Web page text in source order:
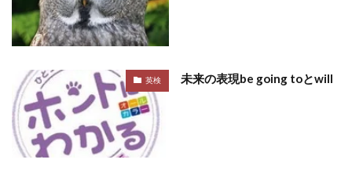
英検 未来の表現be going toとwill